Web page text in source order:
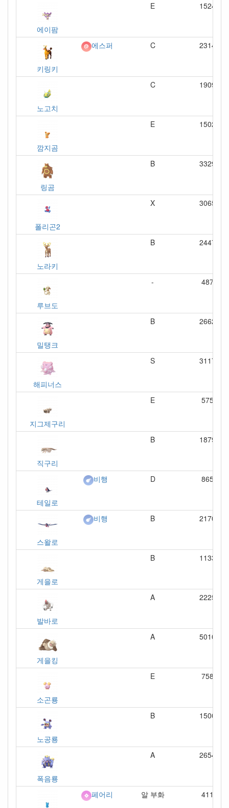
에이팜
E 1524
키링키
에스퍼 C 2314
노고치
C 1909
깜지곰
E 1502
링곰
B 3329
폴리곤2
X 3065
노라키
B 2447
루브도
- 487
밀탱크
B 2662
해피너스
S 3117
지그제구리
E 575
직구리
B 1879
테일로
비행 D 865
스왈로
비행 B 2170
게을로
B 1133
발바로
A 2225
게을킹
A 5010
소곤룡
E 758
노공룡
B 1500
폭음룡
A 2654
페어리 알 부화 411